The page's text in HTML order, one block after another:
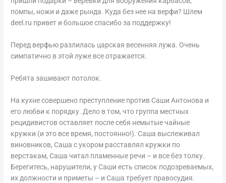
помпы, ножи и даже рында. Куда без нее на верфи? Шлем
deel.ru привет и большое спасибо за поддержку!
Перед верфью разлилась царская весенняя лужа. Очень
симпатично в этой луже все отражается.
Ребята зашивают потолок.
На кухне совершено преступление против Саши Антонова и
его любви к порядку. Дело в том, что группа местных
рецидивистов оставляет после себя немытые чайные
кружки (и это все время, постоянно!). Саша выслеживал
виновников, Саша с укором расставлял кружки по
верстакам, Саша читал пламенные речи – и все без толку.
Берегитесь, нарушители, у Саши есть список подозреваемых,
их должности и приметы – и Саша требует правосудия.